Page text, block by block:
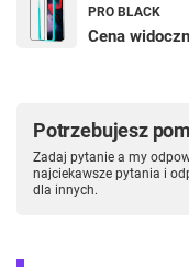
PRO BLACK
Cena
Potrzebujesz
Zadaj pytanie a my
najciekawsze pytania i
dla innych.